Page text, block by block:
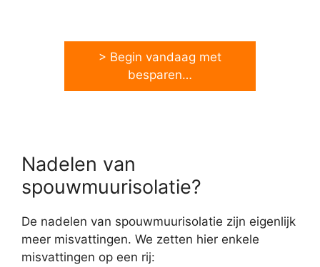
> Begin vandaag met
besparen…
Nadelen van
spouwmuurisolatie?
De nadelen van spouwmuurisolatie zijn eigenlijk
meer misvattingen. We zetten hier enkele
misvattingen op een rij: